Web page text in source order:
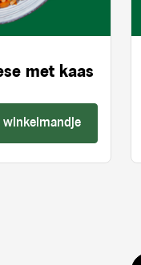
met kaas
winkelmandje